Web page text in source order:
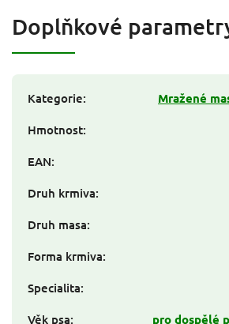
Doplňkové
Kategorie:
Mražené
Hmotnost:
EAN:
Druh krmiva:
Druh masa:
Forma krmiva:
Specialita:
Věk psa:
pro dospělé